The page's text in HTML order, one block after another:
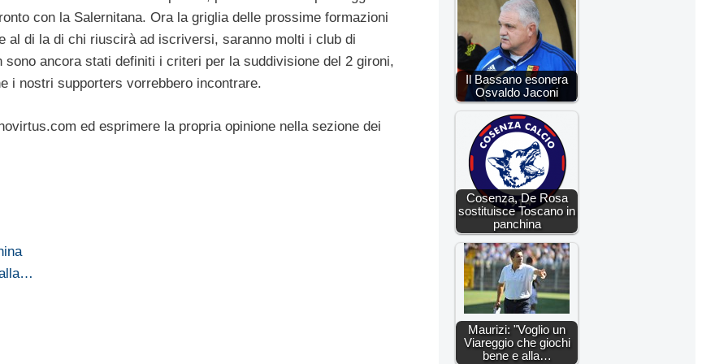
con la Salernitana. Ora la griglia delle prossime formazioni
al di la di chi riuscirà ad iscriversi, saranno molti i club di
ancora stati definiti i criteri per la suddivisione del 2 gironi,
i nostri supporters vorrebbero incontrare.
ed esprimere la propria opinione nella sezione dei
Il Bassano esonera
Osvaldo Jaconi
Cosenza, De Rosa
sostituisce Toscano in
panchina
Maurizi: "Voglio un
Viareggio che giochi
bene e alla…